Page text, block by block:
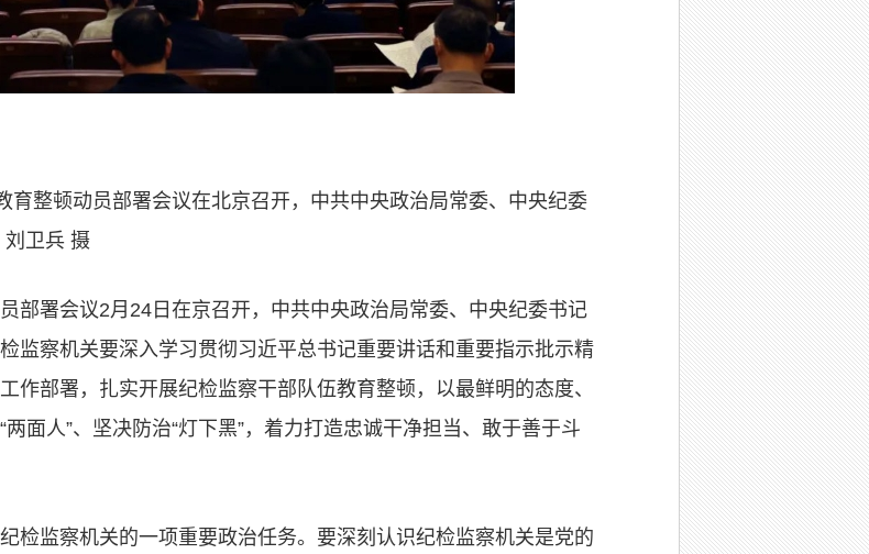
育整顿动员部署会议在北京召开，中共中央政治局常委、中央纪委
刘卫兵 摄
部署会议2月24日在京召开，中共中央政治局常委、中央纪委书记
监察机关要深入学习贯彻习近平总书记重要讲话和重要指示批示精
作部署，扎实开展纪检监察干部队伍教育整顿，以最鲜明的态度、
面人”、坚决防治“灯下黑”，着力打造忠诚干净担当、敢于善于斗
检监察机关的一项重要政治任务。要深刻认识纪检监察机关是党的